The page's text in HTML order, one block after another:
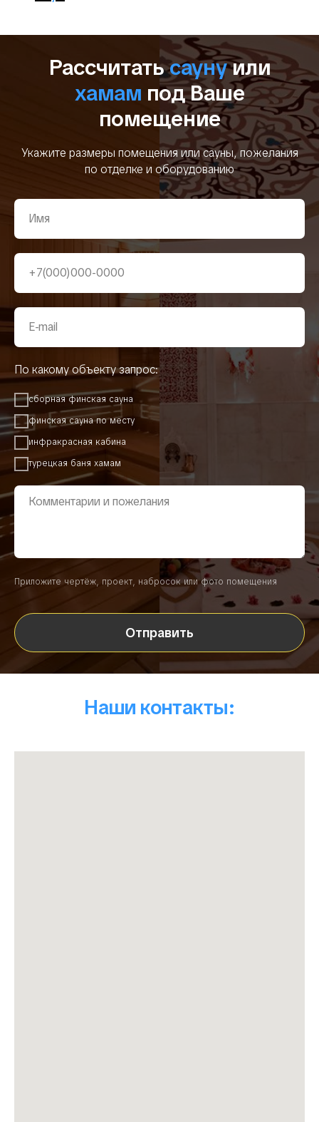
Рассчитатьсаунуили
хамам под Ваше
помещение
Укажите размеры помещения или сауны, пожелания
по отделке и оборудованию
По какому объекту запрос:
сборная финская сауна
финская сауна по месту
инфракрасная кабина
турецкая баня хамам
Приложите чертёж, проект, набросок или фото помещения
Отправить
Наши контакты: